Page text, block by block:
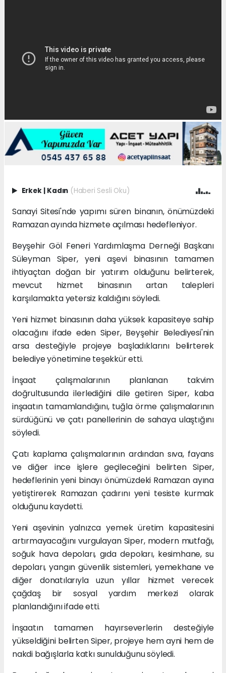
Erkek Kadın (Haberi Sesli Oku)
Sanayi Sitesi'nde yapımı süren binanın, önümüzdeki
Ramazan ayında hizmete açılması hedefleniyor.
Beyşehir Göl Feneri Yardımlaşma Derneği Başkanı
Süleyman Siper, yeni aşevi binasının tamamen
ihtiyaçtan doğan bir yatırım olduğunu belirterek,
mevcut hizmet binasının artan talepleri
karşılamakta yetersiz kaldığını söyledi.
Yeni hizmet binasının daha yüksek kapasiteye sahip
olacağını ifade eden Siper, Beyşehir Belediyesi'nin
arsa desteğiyle projeye başladıklarını belirterek
belediye yönetimine teşekkür etti.
İnşaat çalışmalarının planlanan takvim
doğrultusunda ilerlediğini dile getiren Siper, kaba
inşaatın tamamlandığını, tuğla örme çalışmalarının
sürdüğünü ve çatı panellerinin de sahaya ulaştığını
söyledi.
Çatı kaplama çalışmalarının ardından sıva, fayans
ve diğer ince işlere geçileceğini belirten Siper,
hedeflerinin yeni binayı önümüzdeki Ramazan ayına
yetiştirerek Ramazan çadırını yeni tesiste kurmak
olduğunu kaydetti.
Yeni aşevinin yalnızca yemek üretim kapasitesini
artırmayacağını vurgulayan Siper, modern mutfağı,
soğuk hava depoları, gıda depoları, kesimhane, su
depoları, yangın güvenlik sistemleri, yemekhane ve
diğer donatılarıyla uzun yıllar hizmet verecek
çağdaş bir sosyal yardım merkezi olarak
planlandığını ifade etti.
İnşaatın tamamen hayırseverlerin desteğiyle
yükseldiğini belirten Siper, projeye hem ayni hem de
nakdi bağışlarla katkı sunulduğunu söyledi.